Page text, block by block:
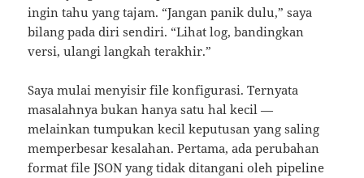
ingin tahu yang tajam. “Jangan panik dulu,” saya
bilang pada diri sendiri. “Lihat log, bandingkan
versi, ulangi langkah terakhir.”
Saya mulai menyisir file konfigurasi. Ternyata
masalahnya bukan hanya satu hal kecil —
melainkan tumpukan kecil keputusan yang saling
memperbesar kesalahan. Pertama, ada perubahan
format file JSON yang tidak ditangani oleh pipeline